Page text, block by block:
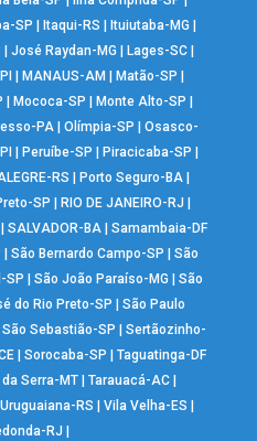
SP | Itaqui-RS | Ituiutaba-MG |
| José Raydan-MG | Lages-SC|
| MANAUS-AM | Matão-SP |
|Mococa-SP |Monte Alto-SP |
PA |Olímpia-SP |Osasco-
|Peruíbe-SP |Piracicaba-SP |
RS |Porto Seguro-BA |
SP |RIO DE JANEIRO-RJ |
| SALVADOR-BA| Samambaia-DF
|São Bernardo Campo-SP |São
SP |São João Paraíso-MG |São
do Rio Preto-SP |São Paulo
São Sebastião-SP |Sertãozinho-
|Sorocaba-SP |Taguatinga-DF
Serra-MT| Tarauacá-AC|
Uruguaiana-RS |Vila Velha-ES |
RJ |